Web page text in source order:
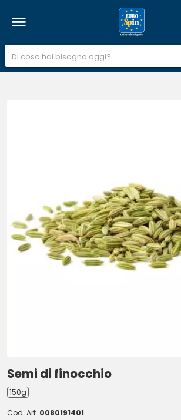
Semi di finocchio
150g
Cod. Art. 0080191401